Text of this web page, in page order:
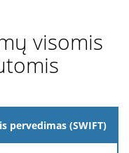
visomis
pervedimas (SWIFT)